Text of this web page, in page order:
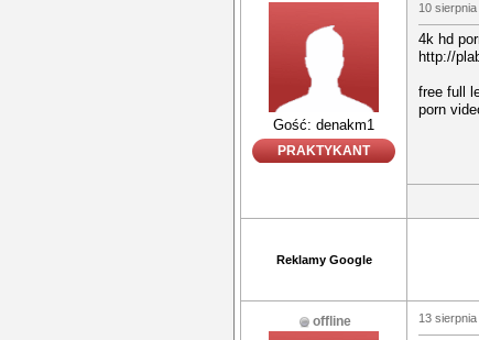
Gość: denakm1
PRAKTYKANT
10
4k hd
http://
free full
porn
Reklamy Google
offline 13